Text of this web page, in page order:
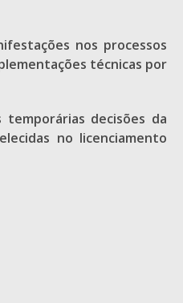
nos processos
técnicas por
decisões da
no licenciamento